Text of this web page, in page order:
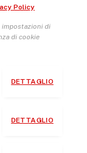
Policy
di
di cookie
DETTAGLIO
DETTAGLIO